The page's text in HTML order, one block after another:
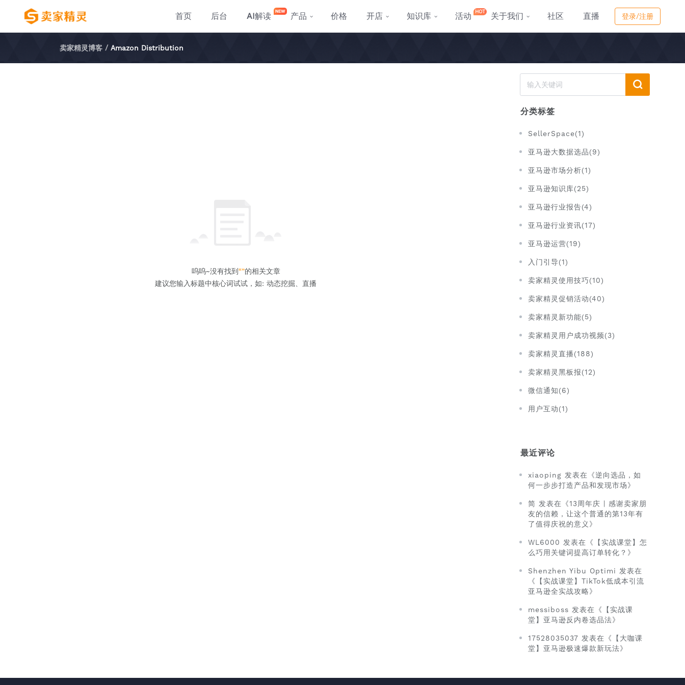
首页 后台 AI解读 产品 价格 开店 知识库 活动 HOT 关于我们 社区 直播 登录/注册
卖家精灵博客 / Amazon Distribution
呜呜~没有找到 “”的相关文章
建议您输入标题中核心词试试，如: 动态挖掘、直播
分类标签
SellerSpace(1)
亚马逊大数据选品(9)
亚马逊市场分析(1)
亚马逊知识库(25)
亚马逊行业报告(4)
亚马逊行业资讯(17)
亚马逊运营(19)
入门引导(1)
卖家精灵使用技巧(10)
卖家精灵促销活动(40)
卖家精灵新功能(5)
卖家精灵用户成功视频(3)
卖家精灵直播(188)
卖家精灵黑板报(12)
微信通知(6)
用户互动(1)
最近评论
xiaoping 发表在《逆向选品，如
何一步步打造产品和发现市场》
简 发表在《13周年庆 | 感谢卖家朋
友的信赖，让这个普通的第13年有
了值得庆祝的意义》
WL6000 发表在《【实战课堂】怎
么巧用关键词提高订单转化？》
Shenzhen Yibu Optimi 发表在
《【实战课堂】TikTok低成本引流
亚马逊全实战攻略》
messiboss 发表在《【实战课
堂】亚马逊反内卷选品法》
17528035037 发表在《【大咖课
堂】亚马逊极速爆款新玩法》